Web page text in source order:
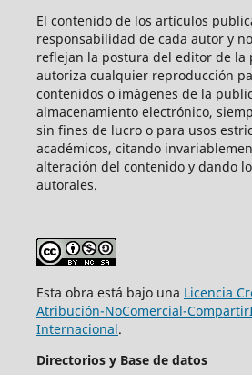
El contenido de los artículos
responsabilidad de cada autor y
reflejan la postura del editor de la
autoriza cualquier reproducción
contenidos o imágenes de la
almacenamiento electrónico,
sin fines de lucro o para usos
académicos, citando
alteración del contenido y dando
autorales.
Esta obra está bajo una Licencia
Atribución-NoComercial-
Internacional.
Directorios y Base de datos